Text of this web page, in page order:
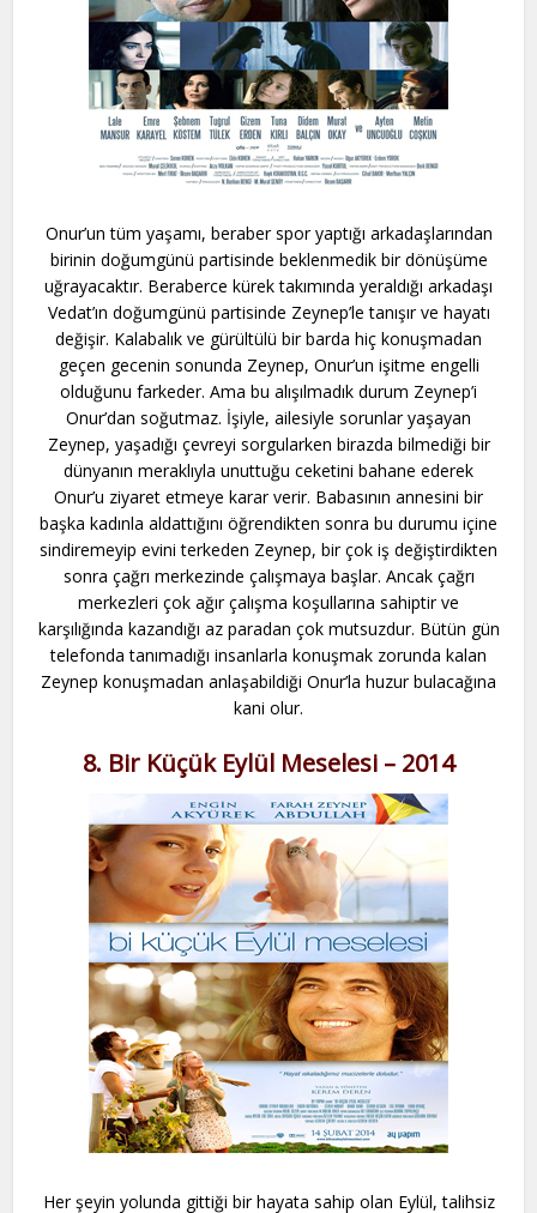
Onur’un tüm yaşamı, beraber spor yaptığı arkadaşlarından
birinin doğumgünü partisinde beklenmedik bir dönüşüme
uğrayacaktır. Beraberce kürek takımında yeraldığı arkadaşı
Vedat’ın doğumgünü partisinde Zeynep’le tanışır ve hayatı
değişir. Kalabalık ve gürültülü bir barda hiç konuşmadan
geçen gecenin sonunda Zeynep, Onur’un işitme engelli
olduğunu farkeder. Ama bu alışılmadık durum Zeynep’i
Onur’dan soğutmaz. İşiyle, ailesiyle sorunlar yaşayan
Zeynep, yaşadığı çevreyi sorgularken birazda bilmediği bir
dünyanın meraklıyla unuttuğu ceketini bahane ederek
Onur’u ziyaret etmeye karar verir. Babasının annesini bir
başka kadınla aldattığını öğrendikten sonra bu durumu içine
sindiremeyip evini terkeden Zeynep, bir çok iş değiştirdikten
sonra çağrı merkezinde çalışmaya başlar. Ancak çağrı
merkezleri çok ağır çalışma koşullarına sahiptir ve
karşılığında kazandığı az paradan çok mutsuzdur. Bütün gün
telefonda tanımadığı insanlarla konuşmak zorunda kalan
Zeynep konuşmadan anlaşabildiği Onur’la huzur bulacağına
kani olur.
8. Bir Küçük Eylül Meselesi – 2014
Her şeyin yolunda gittiği bir hayata sahip olan Eylül, talihsiz